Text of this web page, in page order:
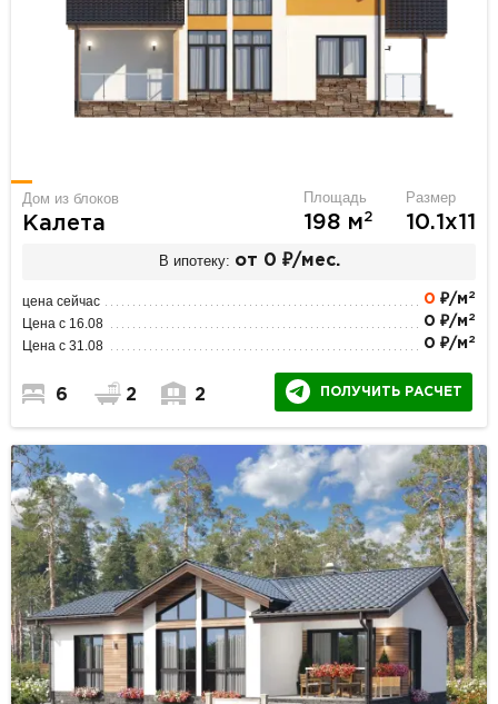
Дом из блоков
Калета
Площадь
198 м2
Размер
10.1х11
В ипотеку: от 0 ₽/мес.
цена сейчас 0 ₽/м 2
Цена с 16.08 0 ₽/м 2
Цена с 31.08 0 ₽/м 2
6 2 2 ПОЛУЧИТЬ РАСЧЕТ